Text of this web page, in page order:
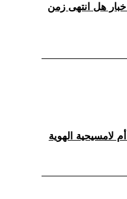
هل انتهى زمن